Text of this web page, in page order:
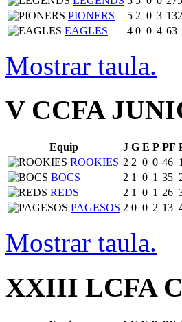
PIONERS
5 2 0 3 132
EAGLES
4 0 0 4 63
Mostrar taula.
V CCFA
Equip J G E P PF
ROOKIES 2 2 0 0 46
BOCS
2 1 0 1 35
REDS
2 1 0 1 26
PAGESOS 2 0 0 2 13
Mostrar taula.
XXIII LCFA